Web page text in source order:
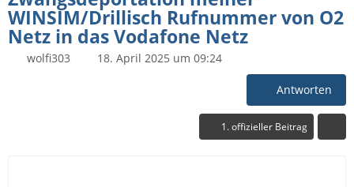
WINSIM/Drillisch Rufnummer von O2
Netz in das Vodafone Netz
wolfi303 18. April 2025 um 09:24
Antworten
1. offizieller Beitrag